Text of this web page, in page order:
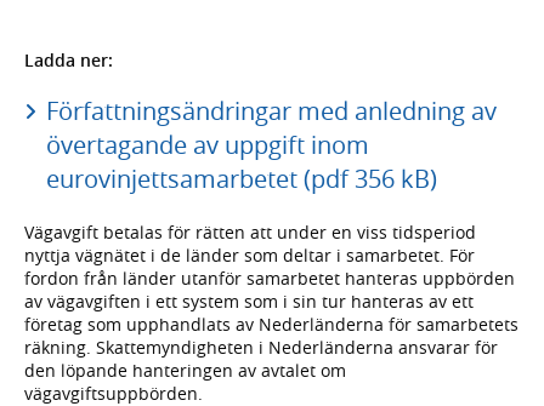
Ladda ner:
Författningsändringar med anledning av
övertagande av uppgift inom
eurovinjettsamarbetet (pdf 356 kB)
Vägavgift betalas för rätten att under en viss tidsperiod
nyttja vägnätet i de länder som deltar i samarbetet. För
fordon från länder utanför samarbetet hanteras uppbörden
av vägavgiften i ett system som i sin tur hanteras av ett
företag som upphandlats av Nederländerna för samarbetets
räkning. Skattemyndigheten i Nederländerna ansvarar för
den löpande hanteringen av avtalet om
vägavgiftsuppbörden.